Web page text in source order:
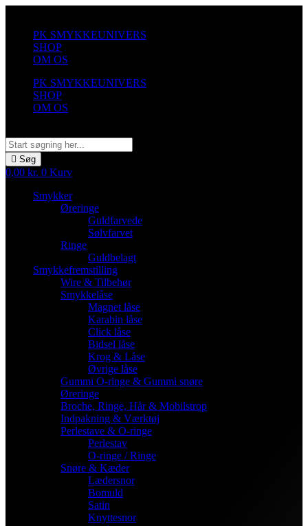
indholdPK SMYKKEUNIVERS
SHOP
OM OS
PK SMYKKEUNIVERS
SHOP
OM OS
Søg
0,00 kr. 0 Kurv
Smykker
Øreringe
Guldfarvede
Sølvfarvet
Ringe
Guldbelagt
Smykkefremstilling
Wire & Tilbehør
Smykkelåse
Magnet låse
Karabin låse
Click låse
Bidsel låse
Krog & Låse
Øvrige låse
Gummi O-ringe & Gummi snøre
Øreringe
Broche, Ringe, Hår & Mobilstrop
Indpakning & Værktøj
Perlestave & O-ringe
Perlestav
O-ringe / Ringe
Snøre & Kæder
Lædersnor
Bomuld
Satin
Knyttesnor